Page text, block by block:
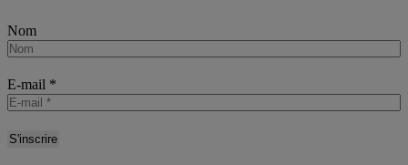
Nom
E-mail *